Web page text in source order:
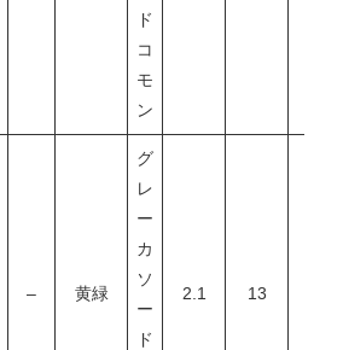
ド
コ
モ
ン
– 黄緑
グ
レ
ー
カ
ソ
ー
ド
2.1 13